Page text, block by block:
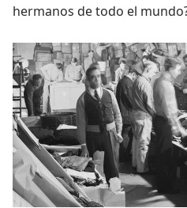
hermanos de todo el